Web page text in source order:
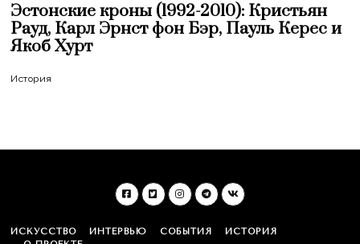
Эстонские кроны (1992-2010): Кристьян
Рауд, Карл Эрнст фон Бэр, Пауль Керес и
Якоб Хурт
История
ИСКУССТВО ИНТЕРВЬЮ СОБЫТИЯ
ИСТОРИЯ